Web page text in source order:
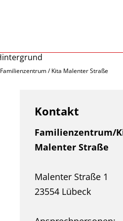
Familienzentrum / Kita Malenter Straße
Kontakt
Familienzentrum/
Malenter Straße
Malenter Straße 1
23554 Lübeck